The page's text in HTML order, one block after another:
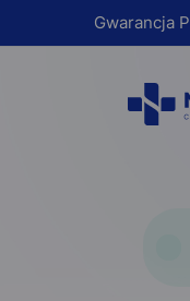
Gwarancja